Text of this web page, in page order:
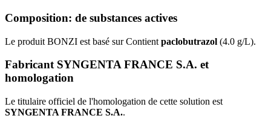
Composition: de substances actives
Le produit BONZI est basé sur Contient paclobutrazol (4.0 g/L).
Fabricant SYNGENTA FRANCE S.A. et
homologation
Le titulaire officiel de l'homologation de cette solution est
SYNGENTA FRANCE S.A..